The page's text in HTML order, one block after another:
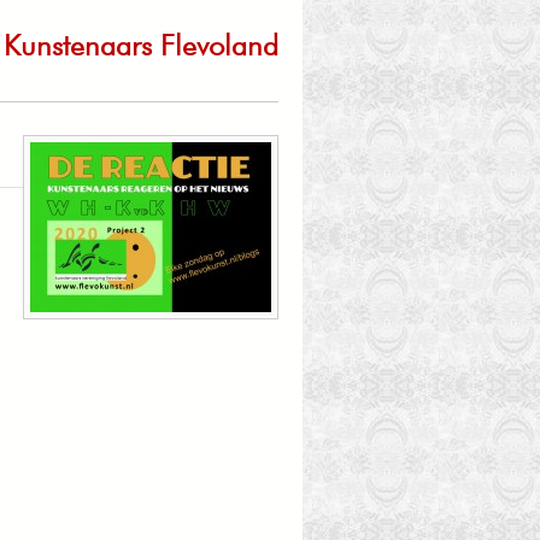
Kunstenaars Flevoland